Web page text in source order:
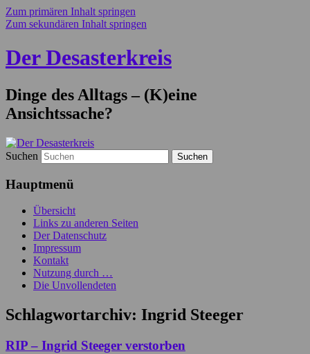
Zum primären Inhalt springen
Zum sekundären Inhalt springen
Der Desasterkreis
Dinge des Alltags – (K)eine
Ansichtssache?
Suchen
Hauptmenü
Übersicht
Links zu anderen Seiten
Der Datenschutz
Impressum
Kontakt
Nutzung durch …
Die Unvollendeten
Schlagwortarchiv: Ingrid Steeger
RIP – Ingrid Steeger verstorben